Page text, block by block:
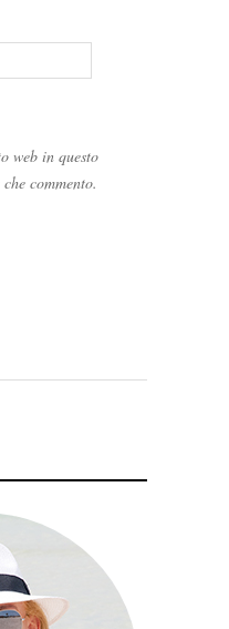
web in questo
commento.